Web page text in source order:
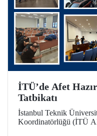
İTÜ’de Afet
Tatbikatı
İstanbul Teknik
Koordinatörlüğü (İTÜ